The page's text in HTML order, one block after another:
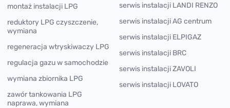
montaż instalacji LPG
reduktory LPG czyszczenie,
wymiana
regeneracja wtryskiwaczy LPG
regulacja gazu w samochodzie
wymiana zbiornika LPG
zawór tankowania LPG
naprawa, wymiana
serwis instalacji LANDI RENZO
serwis instalacji AG centrum
serwis instalacji ELPIGAZ
serwis instalacji BRC
serwis instalacji ZAVOLI
serwis instalacji LOVATO